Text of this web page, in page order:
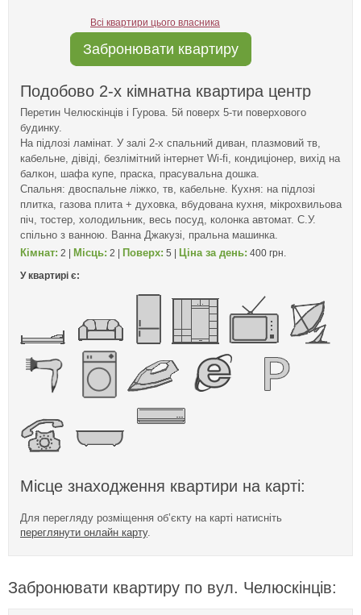
Всі квартири цього власника
Забронювати квартиру
Подобово 2-х кімнатна квартира центр
Перетин Челюскінців і Гурова. 5й поверх 5-ти поверхового
будинку.
На підлозі ламінат. У залі 2-х спальний диван, плазмовий тв,
кабельне, дівіді, безлімітний інтернет Wi-fi, кондиціонер, вихід на
балкон, шафа купе, праска, прасувальна дошка.
Спальня: двоспальне ліжко, тв, кабельне. Кухня: на підлозі
плитка, газова плита + духовка, вбудована кухня, мікрохвильова
піч, тостер, холодильник, весь посуд, колонка автомат. С.У.
спільно з ванною. Ванна Джакузі, пральна машинка.
Кімнат: 2 | Місць: 2 | Поверх: 5 | Ціна за день: 400 грн.
У квартирі є:
Місце знаходження квартири на карті:
Для перегляду розміщення об’єкту на карті натисніть
переглянути онлайн карту.
Забронювати квартиру по вул. Челюскінців: